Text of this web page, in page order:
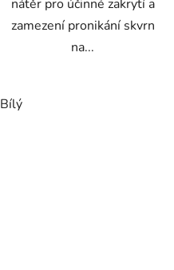
slonová kost
nátěr pro účinné zakrytí a
zamezení pronikání skvrn
na...
Bílý